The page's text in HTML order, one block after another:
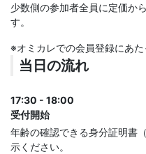
少数側の参加者全員に定価か
す。
※オミカレでの会員登録にあた
当日の流れ
17:30 - 18:00
受付開始
年齢の確認できる身分証明書
示ください。